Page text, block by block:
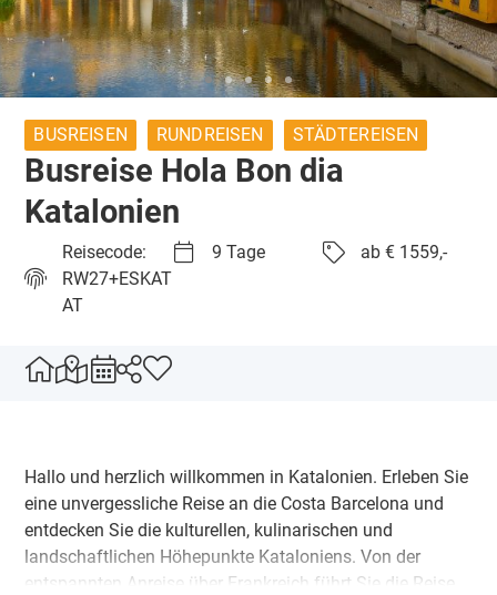
BUSREISEN RUNDREISEN STÄDTEREISEN
Busreise Hola Bon dia
Katalonien
Reisecode:
RW27+ESKAT
AT
9 Tage ab € 1559,-
Hallo und herzlich willkommen in Katalonien. Erleben Sie
eine unvergessliche Reise an die Costa Barcelona und
entdecken Sie die kulturellen, kulinarischen und
landschaftlichen Höhepunkte Kataloniens. Von der
entspannten Anreise über Frankreich führt Sie die Reise